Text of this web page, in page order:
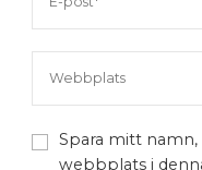
Spara mitt
webbplats i